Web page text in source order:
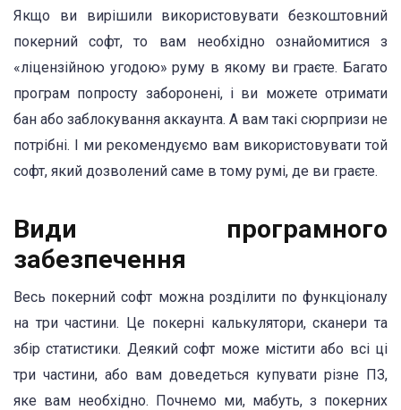
Якщо ви вирішили використовувати безкоштовний
покерний софт, то вам необхідно ознайомитися з
«ліцензійною угодою» руму в якому ви граєте. Багато
програм попросту заборонені, і ви можете отримати
бан або заблокування аккаунта. А вам такі сюрпризи не
потрібні. І ми рекомендуємо вам використовувати той
софт, який дозволений саме в тому румі, де ви граєте.
Види програмного
забезпечення
Весь покерний софт можна розділити по функціоналу
на три частини. Це покерні калькулятори, сканери та
збір статистики. Деякий софт може містити або всі ці
три частини, або вам доведеться купувати різне ПЗ,
яке вам необхідно. Почнемо ми, мабуть, з покерних